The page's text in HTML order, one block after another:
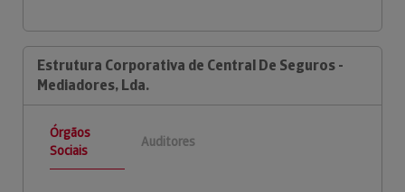
Estrutura Corporativa de Central De Seguros -
Mediadores, Lda.
Órgãos
Sociais
Auditores